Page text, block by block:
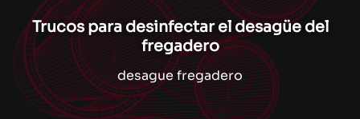
Trucos para desinfectar el desagüe del
fregadero
desague fregadero